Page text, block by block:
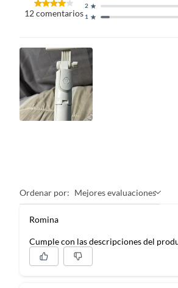
12comentarios 1
2
Ordenar por: Mejores evaluaciones
Romina
Cumple con las descripciones del